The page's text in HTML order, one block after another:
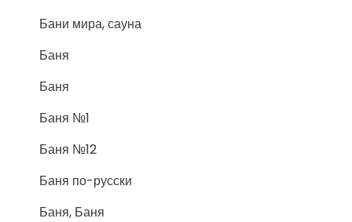
Бани мира, сауна
Баня
Баня
Баня №1
Баня №12
Баня по-русски
Баня, Баня